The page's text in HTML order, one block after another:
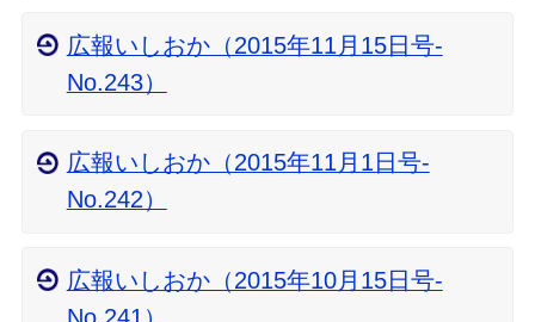
広報いしおか（2015年11月15日号-
No.243）
広報いしおか（2015年11月1日号-
No.242）
広報いしおか（2015年10月15日号-
No.241）